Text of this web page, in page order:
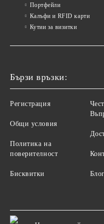
Портфейли
Калъфи и RFID карти
Кутии за визитки
Бързи връзки:
Регистрация
Общи условия
Политика на
поверителност
Бисквитки Блог